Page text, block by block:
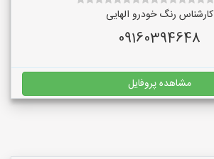
کارشناس رنگ خودرو الهایی
09160394648
مشاهده پروفایل